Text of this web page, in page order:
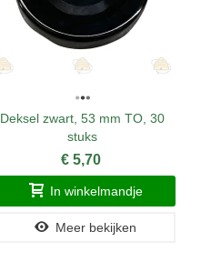
Deksel zwart, 53 mm TO, 30
stuks
€ 5,70
In winkelmandje
Meer bekijken